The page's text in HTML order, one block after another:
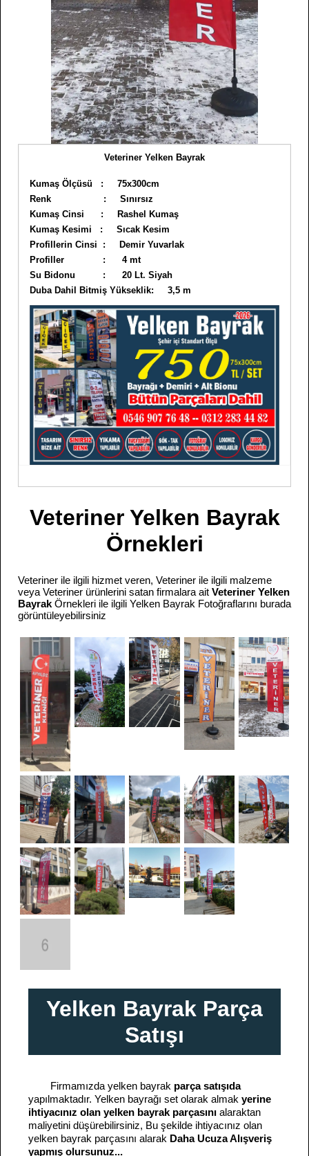
Veteriner Yelken Bayrak
Kumaş Ölçüsü : 75x300cm
Renk : Sınırsız
Kumaş Cinsi : Rashel Kumaş
Kumaş Kesimi : Sıcak Kesim
Profillerin Cinsi : Demir Yuvarlak
Profiller : 4 mt
Su Bidonu : 20 Lt. Siyah
Duba Dahil Bitmiş Yükseklik: 3,5 m
Veteriner Yelken Bayrak
Örnekleri
Veteriner ile ilgili hizmet veren, Veteriner ile ilgili malzeme
veya Veteriner ürünlerini satan firmalara ait Veteriner Yelken
Bayrak Örnekleri ile ilgili Yelken Bayrak Fotoğraflarını burada
görüntüleyebilirsiniz
Yelken Bayrak Parça
Satışı
Firmamızda yelken bayrak parça satışıda
yapılmaktadır. Yelken bayrağı set olarak almak yerine
ihtiyacınız olan yelken bayrak parçasını alaraktan
maliyetini düşürebilirsiniz, Bu şekilde ihtiyacınız olan
yelken bayrak parçasını alarak Daha Ucuza Alışveriş
yapmış olursunuz...